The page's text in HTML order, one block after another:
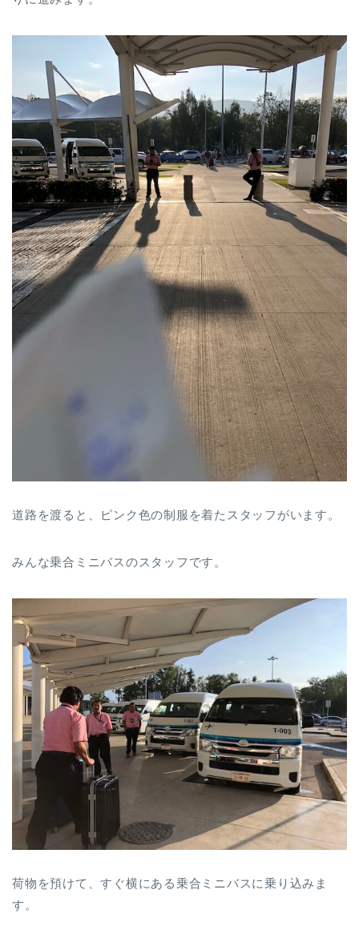
道路を渡ると、ピンク色の制服を着たスタッフがいます。
みんな乗合ミニバスのスタッフです。
荷物を預けて、すぐ横にある乗合ミニバスに乗り込みま
す。